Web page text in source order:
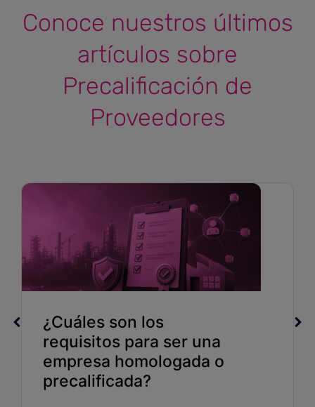
Conoce nuestros últimos
artículos sobre
Precalificación de
Proveedores
¿Cuáles son los
requisitos para ser una
empresa homologada o
precalificada?